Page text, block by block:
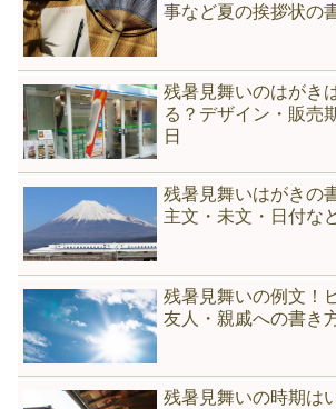
事など夏の挨拶状の
残暑見舞いのはがき
る？デザイン・販売
日
残暑見舞いはがきの
主文・未文・日付な
残暑見舞いの例文！
友人・親戚への書き
残暑見舞いの時期は